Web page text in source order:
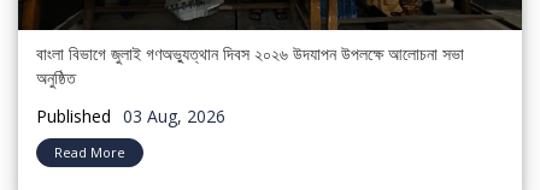
বাংলা বিভাগে জুলাই গণঅভ্যুত্থান দিবস ২০২৬ উদযাপন উপলক্ষে আলোচনা সভা
অনুষ্ঠিত
Published 03 Aug, 2026
Read More